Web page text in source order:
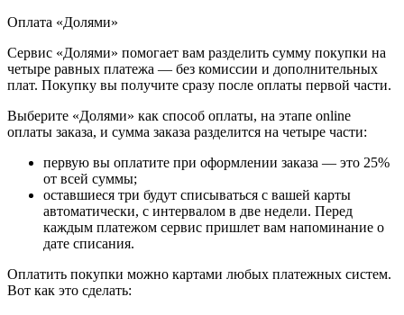
Оплата «Долями»
Сервис «Долями» помогает вам разделить сумму покупки на
четыре равных платежа — без комиссии и дополнительных
плат. Покупку вы получите сразу после оплаты первой части.
Выберите «Долями» как способ оплаты, на этапе online
оплаты заказа, и сумма заказа разделится на четыре части:
первую вы оплатите при оформлении заказа — это 25%
от всей суммы;
оставшиеся три будут списываться с вашей карты
автоматически, с интервалом в две недели. Перед
каждым платежом сервис пришлет вам напоминание о
дате списания.
Оплатить покупки можно картами любых платежных систем.
Вот как это сделать: